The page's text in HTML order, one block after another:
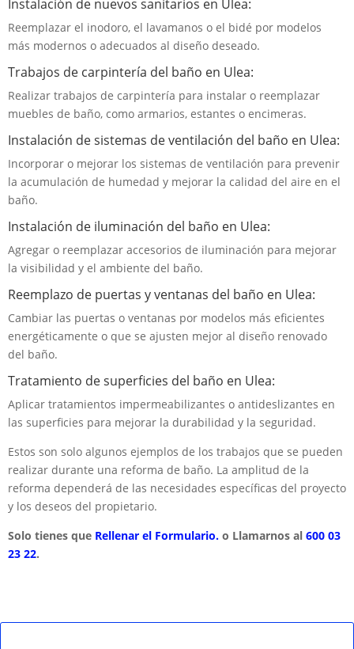
Instalación de nuevos sanitarios en Ulea:
Reemplazar el inodoro, el lavamanos o el bidé por modelos
más modernos o adecuados al diseño deseado.
Trabajos de carpintería del baño en Ulea:
Realizar trabajos de carpintería para instalar o reemplazar
muebles de baño, como armarios, estantes o encimeras.
Instalación de sistemas de ventilación del baño en Ulea:
Incorporar o mejorar los sistemas de ventilación para prevenir
la acumulación de humedad y mejorar la calidad del aire en el
baño.
Instalación de iluminación del baño en Ulea:
Agregar o reemplazar accesorios de iluminación para mejorar
la visibilidad y el ambiente del baño.
Reemplazo de puertas y ventanas del baño en Ulea:
Cambiar las puertas o ventanas por modelos más eficientes
energéticamente o que se ajusten mejor al diseño renovado
del baño.
Tratamiento de superficies del baño en Ulea:
Aplicar tratamientos impermeabilizantes o antideslizantes en
las superficies para mejorar la durabilidad y la seguridad.
Estos son solo algunos ejemplos de los trabajos que se pueden
realizar durante una reforma de baño. La amplitud de la
reforma dependerá de las necesidades específicas del proyecto
y los deseos del propietario.
Solo tienes que Rellenar el Formulario. o Llamarnos al 600 03
23 22.